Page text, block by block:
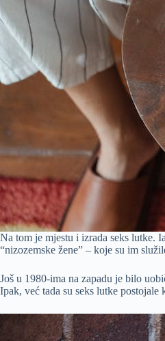
Na tom je mjestu i izrada seks lutke.
“nizozemske žene” – koje su im
Još u 1980-ima na zapadu je bilo
Ipak, već tada su seks lutke